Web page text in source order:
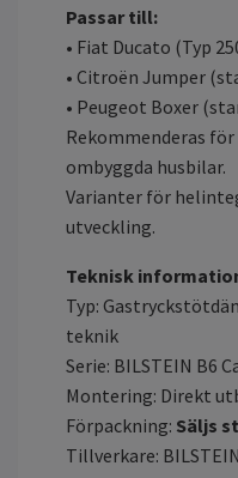
Passar till:
• Fiat Ducato (Typ
• Citroën Jumper
• Peugeot Boxer
Rekommenderas
ombyggda husbilar.
Varianter för
utveckling.
Teknisk
Typ:
teknik
Serie: BILSTEIN B6
Montering: Direkt
Förpackning: Säljs
Tillverkare: